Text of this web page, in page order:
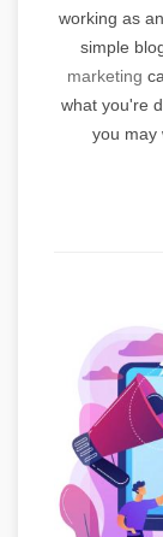
working as
simple
marketing
what you're
you may